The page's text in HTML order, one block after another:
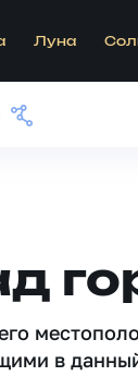
Луна
в